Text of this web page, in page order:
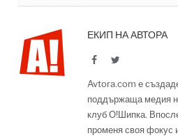
ЕКИП НА АВТОРА
FacebookTwitter
Avtora.com е
поддържаща медия
клуб О!Шипка.
променя своя фокус